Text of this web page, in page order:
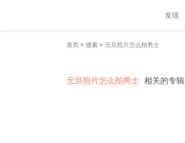
发现
首页 > 搜索 > 元旦照片怎么拍男士
元旦照片怎么拍男士 相关的专辑